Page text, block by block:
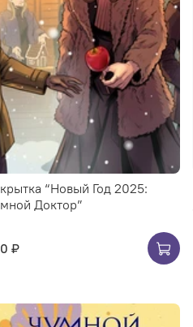
“Новый Год 2025:
Доктор”
₽